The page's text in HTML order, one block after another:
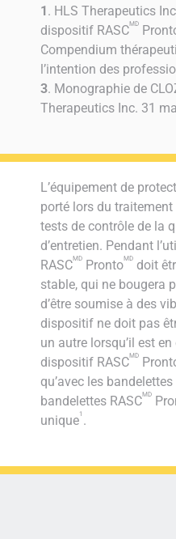
1. HLS Therapeutics
dispositif RASCMD
Compendium
l’intention des
3. Monographie de
Therapeutics Inc. 31
L’équipement de
porté lors du
tests de contrôle de la
d’entretien. Pendant
RASCMD ProntoMD doit
stable, qui ne bougera
d’être soumise à des
dispositif ne doit pas
un autre lorsqu’il est
dispositif RASCMD
qu’avec les bandelettes
bandelettes RASCMD
unique1 .